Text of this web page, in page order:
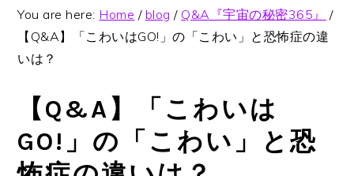
You are here: Home / blog / Q&A『宇宙の秘密365』
/
【Q&A】「こわいはGO!」の「こわい」と恐怖症の違
いは？
【Q&A】「こわいは
GO!」の「こわい」と恐